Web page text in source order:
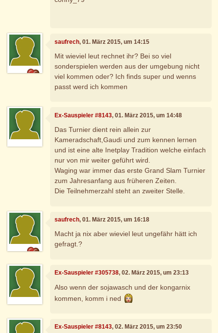
saufrech, 01. März 2015, um 14:15
Mit wieviel leut rechnet ihr? Bei so viel
sonderspielen werden aus der umgebung nicht
viel kommen oder? Ich finds super und wenns
passt werd ich kommen
Ex-Sauspieler #8143, 01. März 2015, um 14:48
Das Turnier dient rein allein zur
Kameradschaft,Gaudi und zum kennen lernen
und ist eine alte Inetplay Tradition welche einfach
nur von mir weiter geführt wird.
Waging war immer das erste Grand Slam Turnier
zum Jahresanfang aus früheren Zeiten.
Die Teilnehmerzahl steht an zweiter Stelle.
saufrech, 01. März 2015, um 16:18
Macht ja nix aber wieviel leut ungefähr hätt ich
gefragt.?
Ex-Sauspieler #305738, 02. März 2015, um 23:13
Also wenn der sojawasch und der kongarnix
kommen, komm i ned
Ex-Sauspieler #8143, 02. März 2015, um 23:50